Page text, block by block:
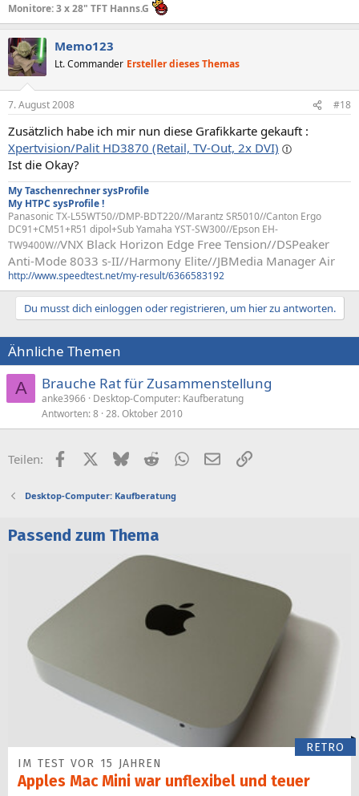
Monitore: 3 x 28" TFT Hanns.G
Memo123
Lt. Commander Ersteller dieses Themas
7. August 2008 #18
Zusätzlich habe ich mir nun diese Grafikkarte gekauft :
Xpertvision/Palit HD3870 (Retail, TV-Out, 2x DVI)
Ist die Okay?
My Taschenrechner sysProfile
My HTPC sysProfile !
Panasonic TX-L55WT50//DMP-BDT220//Marantz SR5010//Canton Ergo
DC91+CM51+R51 dipol+Sub Yamaha YST-SW300//Epson EH-
TW9400W//VNX Black Horizon Edge Free Tension//DSPeaker
Anti-Mode 8033 s-II//Harmony Elite//JBMedia Manager Air
http://www.speedtest.net/my-result/6366583192
Du musst dich einloggen oder registrieren, um hier zu antworten.
Ähnliche Themen
A Brauche Rat für Zusammenstellung
anke3966 Desktop-Computer: Kaufberatung
Antworten 8 28. Oktober 2010
Teilen: FacebookX (Twitter)
BlueskyRedditWhatsApp
E-MailLink
Desktop-Computer: Kaufberatung
Passend zum Thema
RETRO
IM TEST VOR 15 JAHREN
Apples Mac Mini war unflexibel und teuer